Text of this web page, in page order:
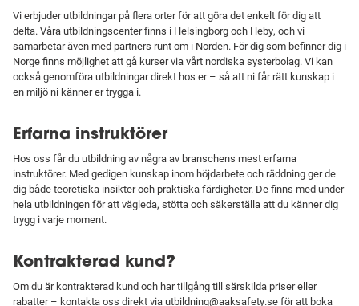
Vi erbjuder utbildningar på flera orter för att göra det enkelt för dig att
delta. Våra utbildningscenter finns i Helsingborg och Heby, och vi
samarbetar även med partners runt om i Norden. För dig som befinner dig i
Norge finns möjlighet att gå kurser via vårt nordiska systerbolag. Vi kan
också genomföra utbildningar direkt hos er – så att ni får rätt kunskap i
en miljö ni känner er trygga i.
Erfarna instruktörer
Hos oss får du utbildning av några av branschens mest erfarna
instruktörer. Med gedigen kunskap inom höjdarbete och räddning ger de
dig både teoretiska insikter och praktiska färdigheter. De finns med under
hela utbildningen för att vägleda, stötta och säkerställa att du känner dig
trygg i varje moment.
Kontrakterad kund?
Om du är kontrakterad kund och har tillgång till särskilda priser eller
rabatter – kontakta oss direkt via utbildning@aaksafety.se för att boka